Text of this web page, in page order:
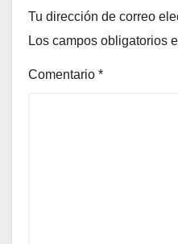
Tu dirección de correo
Los campos obligatorios
Comentario *